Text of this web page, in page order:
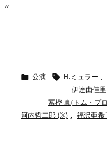
“
 公演  H.ミュラー ,
伊達由佳
冨樫 真(トム・プ
河内哲二郎 (※) , 福沢亜希